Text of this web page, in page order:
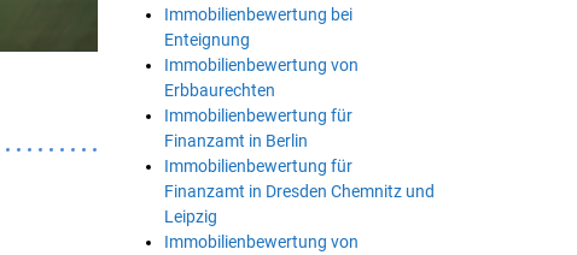
Immobilienbewertung bei
Enteignung
Immobilienbewertung von
Erbbaurechten
Immobilienbewertung für
Finanzamt in Berlin
Immobilienbewertung für
Finanzamt in Dresden Chemnitz und
Leipzig
Immobilienbewertung von